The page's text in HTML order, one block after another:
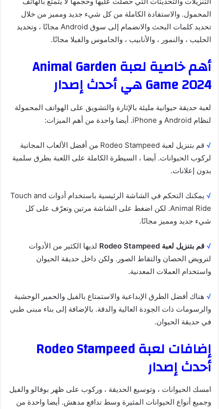
المحمول. والاستفادة الكاملة من كل شيء جديد ومميز من خلال
تحديد كلمات البحث والانضمام إلى سوق Android مجانًا ، وتحديد
الحليب ، والنمور ، والأنابيب ، والجاموس والفيلا مجانًا.
أهم خاصية لعبة Animal Garden
Game 2024 هي أحدث إصدار
لعبة حديقة حيوانية مليئة بالإثارة والتشويق على الهواتف المحمولة
لنظام Android و iPhone. أيضا واحدة من أهم الميزات:
√
قم بتنزيل لعبة Rodeo Stampeed من أفضل الألعاب المجانية
لركوب الحيوانات. أيضا ، السيطرة الكاملة على اللعبة بطرق سلمية
بدون إعلانات.
√
يمكنك التحكم في الشاشة الرئيسية باستخدام أدوات Touch and
Animal Ride. لكن اضغط على الشاشة مرتين وتعرّف على كل
شيء جديد ومميز مجانًا.
√ قم بتنزيل لعبة Rodeo Stampeed
لديها الكثير من الأدوات
لترويض الحصان والتقاط الصور. ولكن داخل حديقة الحيوان
واستخدام العملات المعدنية.
√ هناك أفضل الطرق الإبداعية والاستمتاع بالفيل والحمير الوحشية
والرسومات ذات الجودة العالية والدقة. بالإضافة إلى بناء مبنى طبي
في حديقة الحيوان.
إضافات لعبة Rodeo Stampeed
أحدث إصدار
امسك الحيوانات ، وتوسيع الحديقة ، وركوب على ظهر بوفالو والفيل
وجميع أنواع الحيوانات المثيرة وسط تدافع مدهش. أيضا واحدة من